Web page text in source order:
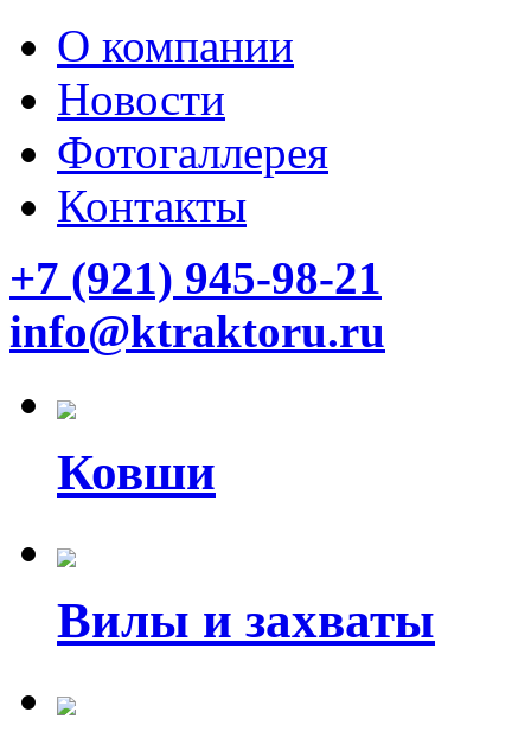
О компании
Новости
Фотогаллерея
Контакты
+7 (921) 945-98-21
info@ktraktoru.ru
Ковши
Вилы и захваты